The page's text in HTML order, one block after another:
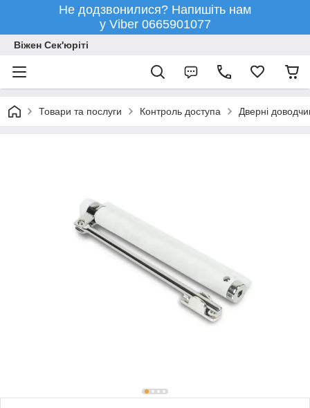
Не додзвонилися? Напишіть нам
у Viber 0665901077
Віжен Сек'юріті
Товари та послуги Контроль доступа Дверні